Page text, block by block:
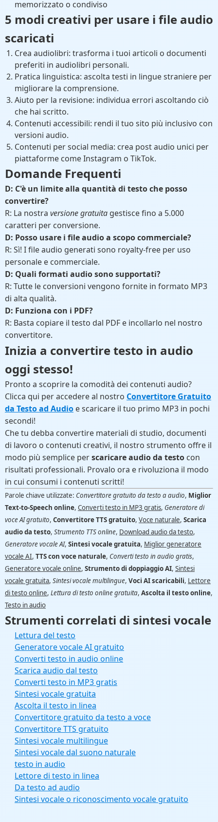
memorizzato o condiviso
5 modi creativi per usare i file audio
scaricati
Crea audiolibri: trasforma i tuoi articoli o documenti
preferiti in audiolibri personali.
Pratica linguistica: ascolta testi in lingue straniere per
migliorare la comprensione.
Aiuto per la revisione: individua errori ascoltando ciò
che hai scritto.
Contenuti accessibili: rendi il tuo sito più inclusivo con
versioni audio.
Contenuti per social media: crea post audio unici per
piattaforme come Instagram o TikTok.
Domande Frequenti
D: C'è un limite alla quantità di testo che posso
convertire?
R: La nostra versione gratuita gestisce fino a 5.000
caratteri per conversione.
D: Posso usare i file audio a scopo commerciale?
R: Sì! I file audio generati sono royalty-free per uso
personale e commerciale.
D: Quali formati audio sono supportati?
R: Tutte le conversioni vengono fornite in formato MP3
di alta qualità.
D: Funziona con i PDF?
R: Basta copiare il testo dal PDF e incollarlo nel nostro
convertitore.
Inizia a convertire testo in audio
oggi stesso!
Pronto a scoprire la comodità dei contenuti audio?
Clicca qui per accedere al nostro Convertitore Gratuito
da Testo ad Audio e scaricare il tuo primo MP3 in pochi
secondi!
Che tu debba convertire materiali di studio, documenti
di lavoro o contenuti creativi, il nostro strumento offre il
modo più semplice perscaricare audio da testo con
risultati professionali. Provalo ora e rivoluziona il modo
in cui consumi i contenuti scritti!
Parole chiave utilizzate: Convertitore gratuito da testo a audio, Miglior
Text-to-Speech online, Converti testo in MP3 gratis, Generatore di
voce AI gratuito, Convertitore TTS gratuito, Voce naturale, Scarica
audio da testo, Strumento TTS online, Download audio da testo,
Generatore vocale AI, Sintesi vocale gratuita, Miglior generatore
vocale AI, TTS con voce naturale, Converti testo in audio gratis,
Generatore vocale online, Strumento di doppiaggio AI, Sintesi
vocale gratuita, Sintesi vocale multilingue, Voci AI scaricabili, Lettore
di testo online, Lettura di testo online gratuita, Ascolta il testo online,
Testo in audio
Strumenti correlati di sintesi vocale
Lettura del testo
Generatore vocale AI gratuito
Converti testo in audio online
Scarica audio dal testo
Converti testo in MP3 gratis
Sintesi vocale gratuita
Ascolta il testo in linea
Convertitore gratuito da testo a voce
Convertitore TTS gratuito
Sintesi vocale multilingue
Sintesi vocale dal suono naturale
testo in audio
Lettore di testo in linea
Da testo ad audio
Sintesi vocale o riconoscimento vocale gratuito